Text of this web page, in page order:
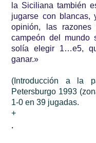
la Siciliana también
jugarse con
opinión, las
campeón del mundo
solía elegir 1…e5,
ganar.»
(Introducción a la
Petersburgo 1993
1-0 en 39 jugadas.
+
.